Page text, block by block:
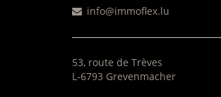
info@immoflex.lu
53, route de Trèves
L-6793 Grevenmacher